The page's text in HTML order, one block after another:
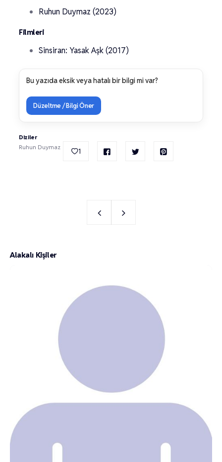
Ruhun Duymaz (2023)
Filmleri
Sinsiran: Yasak Aşk (2017)
Bu yazıda eksik veya hatalı bir bilgi mi var?
Düzeltme / Bilgi Öner
Diziler
Ruhun Duymaz
1
Alakalı Kişiler